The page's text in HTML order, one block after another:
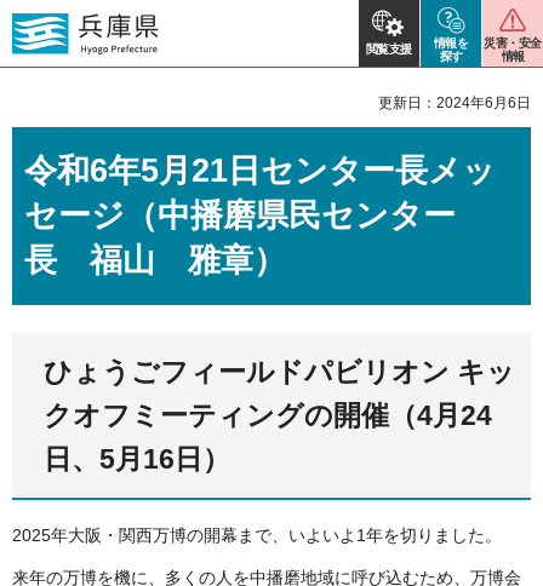
閲覧支援
情報を
探す
災害・安全
情報
更新日：2024年6月6日
令和6年5月21日センター長メッ
セージ（中播磨県民センター
長 福山 雅章）
ひょうごフィールドパビリオン キッ
クオフミーティングの開催（4月24
日、5月16日）
2025年大阪・関西万博の開幕まで、いよいよ1年を切りました。
来年の万博を機に、多くの人を中播磨地域に呼び込むため、万博会